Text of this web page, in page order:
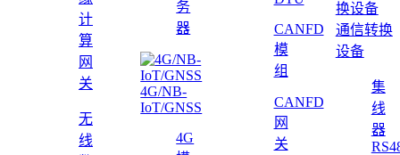
计
算
网
关
无
线
务
器
4G/NB-
IoT/GNSS
4G
CANFD
模
组
CANFD
网
关
通信转换
设备
集
线
器